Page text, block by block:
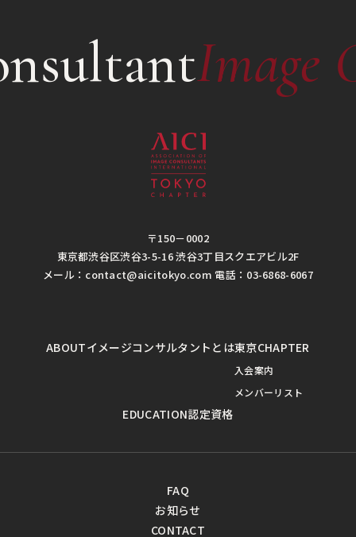
Image
〒150－0002
東京都渋谷区渋谷3-5-16 渋谷3丁目スクエアビル2F
メール：contact@aicitokyo.com 電話：03-6868-6067
ABOUTイメージコンサルタントとは東京CHAPTER
入会案内
メンバーリスト
EDUCATION認定資格
FAQ
お知らせ
CONTACT